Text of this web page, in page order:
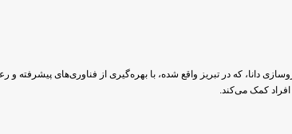
دانا، که در تبریز واقع شده، با بهره‌گیری از فناوری‌های پیشرفته و
کمک می‌کند.